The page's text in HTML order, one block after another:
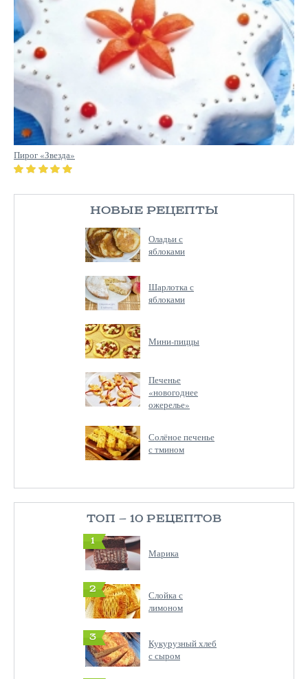
НОВЫЕ РЕЦЕПТЫ
Оладьи с
яблоками
Шарлотка с
яблоками
Мини-пиццы
Печенье
«новогоднее
ожерелье»
Солёное печенье
с тмином
ТОП — 10 РЕЦЕПТОВ
1
Марика
2
Слойка с
лимоном
3
Кукурузный хлеб
с сыром
Пирог «Звезда»